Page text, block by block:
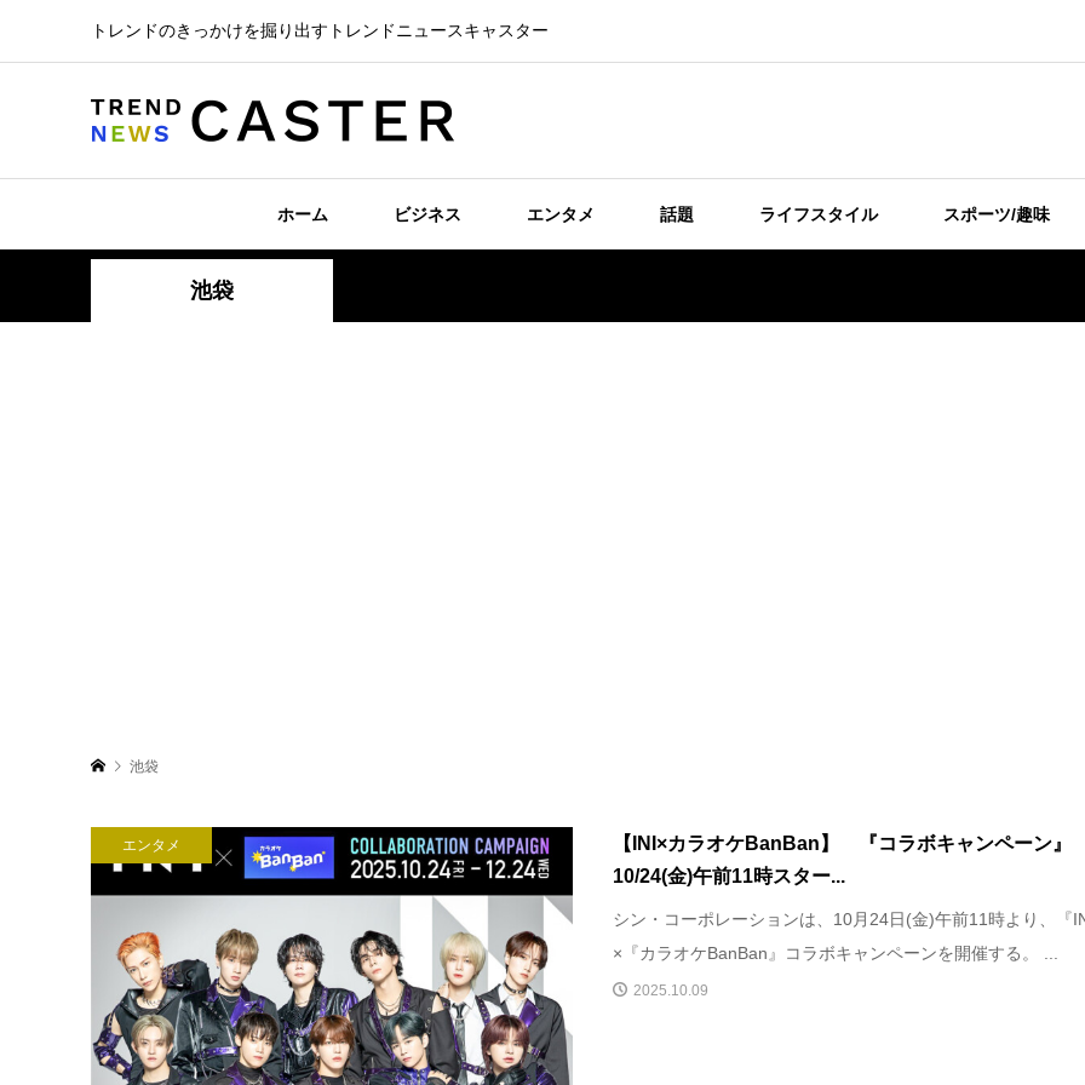
トレンドのきっかけを掘り出すトレンドニュースキャスター
ホーム ビジネス エンタメ 話題 ライフスタイル スポーツ/趣味
池袋
池袋
エンタメ
【INI×カラオケBanBan】 『コラボキャンペーン』
10/24(金)午前11時スター...
シン・コーポレーションは、10月24日(金)午前11時より、『
×『カラオケBanBan』コラボキャンペーンを開催する。 ...
2025.10.09